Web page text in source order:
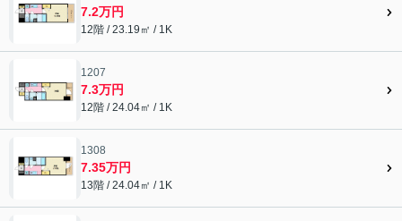
7.2万円
12階 / 23.19㎡ / 1K
1207
7.3万円
12階 / 24.04㎡ / 1K
1308
7.35万円
13階 / 24.04㎡ / 1K